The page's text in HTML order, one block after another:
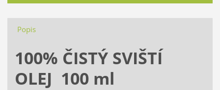
Popis
100% ČISTÝ SVIŠTÍ
OLEJ 100 ml